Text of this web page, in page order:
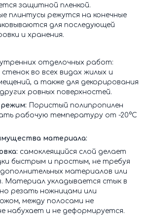
защитной пленкой.
плинтусы режутся на конечные
для последующей
и хранения.
отделочных работ:
во всех видах жилых и
а также для декорирования
ровных поверхностей.
Пористый полипропилен
рабочую температуру от -20°C
материала:
самоклеящийся слой делает
быстрым и простым, не требуя
материалов или
Материал укладывается стык в
резать ножницами или
между полосами не
набухает и не деформируется.